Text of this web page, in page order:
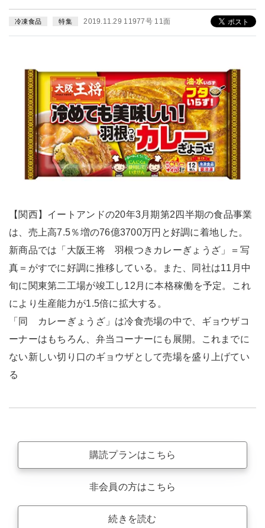
冷凍食品 特集 2019.11.29 11977号 11面
【関西】イートアンドの20年3月期第2四半期の食品事業
は、売上高7.5％増の76億3700万円と好調に着地した。
新商品では「大阪王将 羽根つきカレーぎょうざ」＝写
真＝がすでに好調に推移している。また、同社は11月中
旬に関東第二工場が竣工し12月に本格稼働を予定。これ
により生産能力が1.5倍に拡大する。
「同 カレーぎょうざ」は冷食売場の中で、ギョウザコ
ーナーはもちろん、弁当コーナーにも展開。これまでに
ない新しい切り口のギョウザとして売場を盛り上げてい
る
購読プランはこちら
非会員の方はこちら
続きを読む